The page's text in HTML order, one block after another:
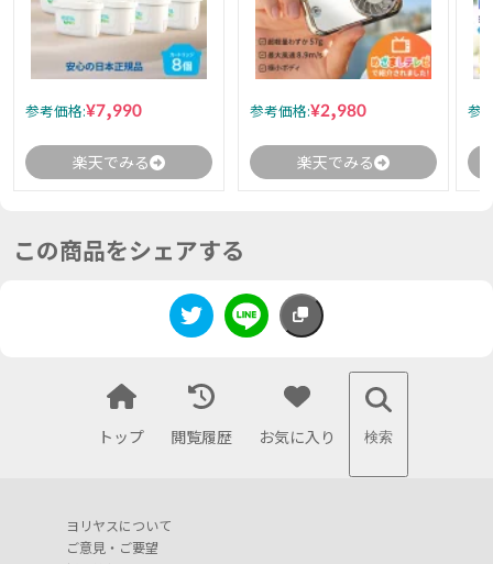
参考価格:¥7,990
楽天でみる
参考価格:¥2,980
楽天でみる
参
この商品をシェアする
トップ 閲覧履歴 お気に入り 検索
ヨリヤスについて
ご意見・ご要望